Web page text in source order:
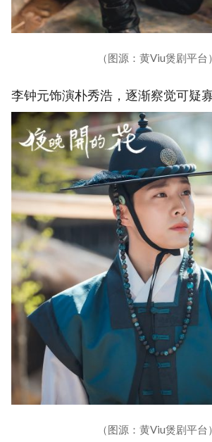
（图源：黄Viu煲剧平台）
李钟元饰演朴秀浩，逐渐察觉可疑
（图源：黄Viu煲剧平台）